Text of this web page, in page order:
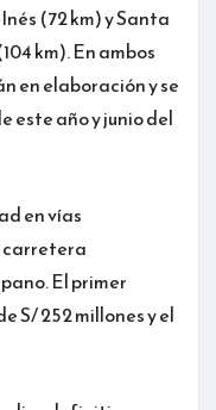
(72 km) y Santa
km). En ambos
en elaboración y se
este año y junio del
en vías
carretera
El primer
S/ 252 millones y el